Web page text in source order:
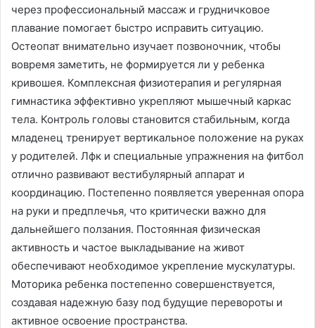
через профессиональный массаж и грудничковое
плавание помогает быстро исправить ситуацию․
Остеопат внимательно изучает позвоночник, чтобы
вовремя заметить, не формируется ли у ребенка
кривошея․ Комплексная физиотерапия и регулярная
гимнастика эффективно укрепляют мышечный каркас
тела․ Контроль головы становится стабильным, когда
младенец тренирует вертикальное положение на руках
у родителей․ Лфк и специальные упражнения на фитбол
отлично развивают вестибулярный аппарат и
координацию․ Постепенно появляется уверенная опора
на руки и предплечья, что критически важно для
дальнейшего ползания․ Постоянная физическая
активность и частое выкладывание на живот
обеспечивают необходимое укрепление мускулатуры․
Моторика ребенка постепенно совершенствуется,
создавая надежную базу под будущие перевороты и
активное освоение пространства․